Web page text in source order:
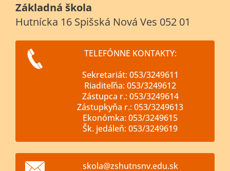
Základná škola
Hutnícka 16 Spišská Nová Ves 052 01
TELEFÓNNE KONTAKTY:
Sekretariát: 053/3249611
Riaditeľňa: 053/3249612
Zástupca r.: 053/3249614
Zástupkyňa r.: 053/3249613
Ekonómka: 053/3249615
Šk. jedáleň: 053/3249619
skola@zshutnsnv.edu.sk